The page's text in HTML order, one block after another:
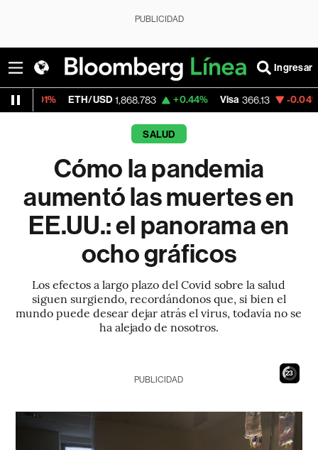
PUBLICIDAD
Ingresar
1,868.783 +0.44% Visa 366.13 -0.04% MercadoLibre
SALUD
Cómo la pandemia
aumentó las muertes en
EE.UU.: el panorama en
ocho gráficos
Los efectos a largo plazo del Covid sobre la salud
siguen surgiendo, recordándonos que, si bien el
mundo puede desear dejar atrás el virus, todavía no se
ha alejado de nosotros.
21
PUBLICIDAD